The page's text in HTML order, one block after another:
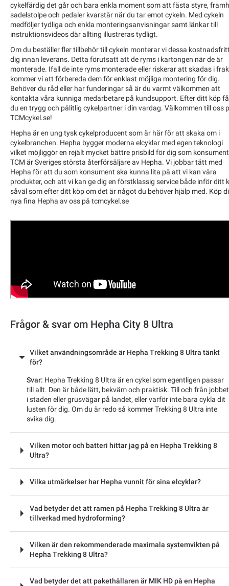
cykelfärdig det går och bara enkla moment som att fästa styre,
sadelstolpe och pedaler kvarstår när du tar emot cykeln. Med cykeln
medföljer tydliga och enkla monteringsanvisningar samt länkar till
instruktionsvideos där allting illustreras tydligt.
Om du beställer fler tillbehör till cykeln monterar vi dessa
dig innan leverans. Detta förutsatt att de ryms i kartongen när de är
monterade. Ifall de inte ryms monterade eller riskerar att skadas i
kommer vi att förbereda dem för enklast möjliga montering för dig.
Behöver du råd eller har funderingar så är du varmt välkommen att
kontakta våra kunniga medarbetare på kundsupport. Efter ditt köp
du en trygg och pålitlig cykelpartner i din vardag. Välkommen till oss
TCMcykel.se!
Hepha är en ung tysk cykelproducent som är här för att skaka om i
cykelbranchen. Hepha bygger moderna elcyklar med egen teknologi
vilket möjliggör en rejält mycket bättre prisbild för dig som
TCM är Sveriges största återförsäljare av Hepha. Vi jobbar tätt med
Hepha för att du som konsument ska kunna lita på att vi kan våra
produkter, och att vi kan ge dig en förstklassig service både inför ditt
såväl som efter ditt köp om det är något du behöver hjälp med. Köp
nya fina Hepha av oss på tcmcykel.se
Frågor & svar om Hepha City 8 Ultra
Vilket användningsområde är Hepha Trekking 8 Ultra tänkt
för?
Svar: Hepha Trekking 8 Ultra är en cykel som egentligen passar
till allt. Den är både lätt, bekväm och praktisk. Till och från jobbet
i staden eller grusvägar på landet, eller varför inte bara cykla dit
lusten för dig. Om du är redo så kommer Trekking 8 Ultra inte
svika dig.
Vilken motor och batteri hittar jag på en Hepha Trekking 8
Ultra?
Vilka utmärkelser har Hepha vunnit för sina elcyklar?
Vad betyder det att ramen på Hepha Trekking 8 Ultra är
tillverkad med hydroforming?
Vilken är den rekommenderade maximala systemvikten på
Hepha Trekking 8 Ultra?
Vad betyder det att pakethållaren är MIK HD på en Hepha